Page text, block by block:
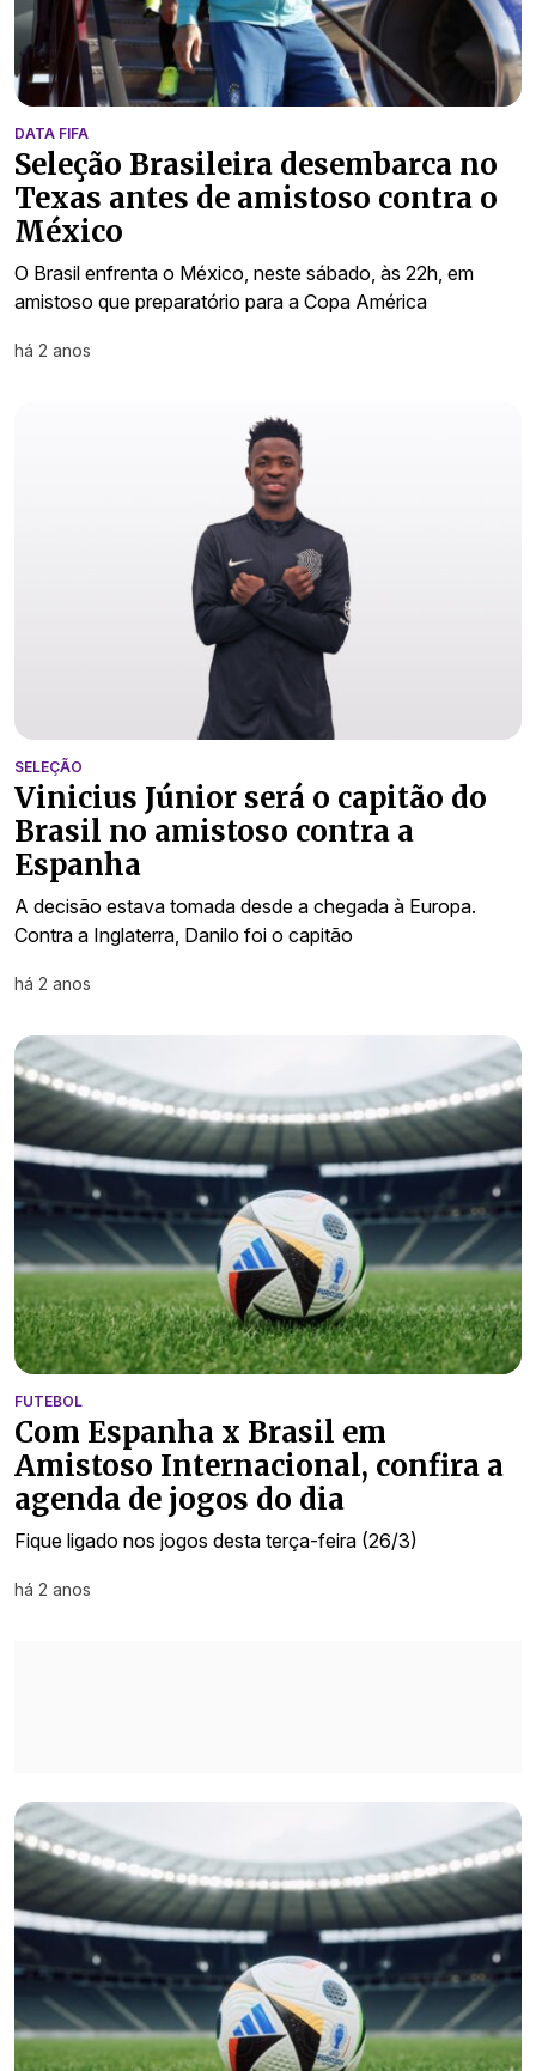
DATA FIFA
Seleção Brasileira desembarca no
Texas antes de amistoso contra o
México
O Brasil enfrenta o México, neste sábado, às 22h, em
amistoso que preparatório para a Copa América
há 2 anos
SELEÇÃO
Vinicius Júnior será o capitão do
Brasil no amistoso contra a
Espanha
A decisão estava tomada desde a chegada à Europa.
Contra a Inglaterra, Danilo foi o capitão
há 2 anos
FUTEBOL
Com Espanha x Brasil em
Amistoso Internacional, confira a
agenda de jogos do dia
Fique ligado nos jogos desta terça-feira (26/3)
há 2 anos